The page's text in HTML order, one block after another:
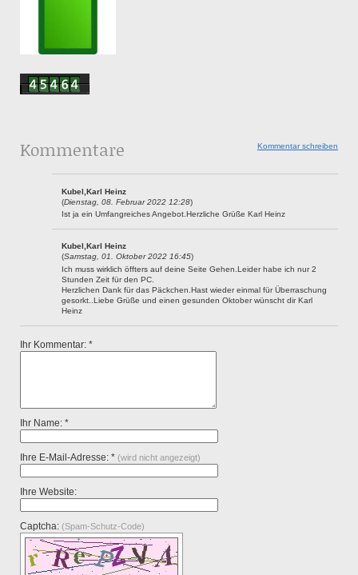
Kommentar schreiben
Kommentare
Kubel,Karl Heinz
(Dienstag, 08. Februar 2022 12:28)
Ist ja ein Umfangreiches Angebot.Herzliche Grüße Karl Heinz
Kubel,Karl Heinz
(Samstag, 01. Oktober 2022 16:45)
Ich muss wirklich öffters auf deine Seite Gehen.Leider habe ich nur 2
Stunden Zeit für den PC.
Herzlichen Dank für das Päckchen.Hast wieder einmal für Überraschung
gesorkt..Liebe Grüße und einen gesunden Oktober wünscht dir Karl
Heinz
Ihr Kommentar: *
Ihr Name: *
Ihre E-Mail-Adresse: * (wird nicht angezeigt)
Ihre Website:
Captcha: (Spam-Schutz-Code)